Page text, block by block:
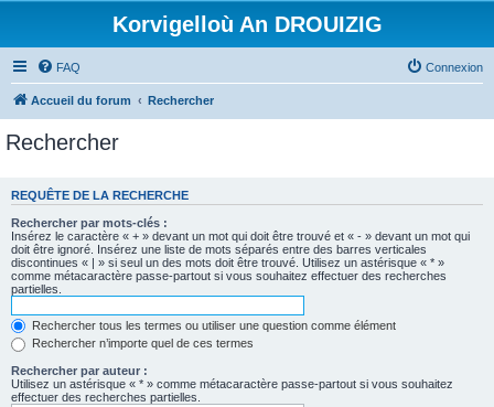
Korvigelloù An DROUIZIG
FAQ Connexion
Accueil du forum Rechercher
Rechercher
REQUÊTE DE LA RECHERCHE
Rechercher par mots-clés :
Insérez le caractère « + » devant un mot qui doit être trouvé et « - » devant un mot qui
doit être ignoré. Insérez une liste de mots séparés entre des barres verticales
discontinues « | » si seul un des mots doit être trouvé. Utilisez un astérisque « * »
comme métacaractère passe-partout si vous souhaitez effectuer des recherches
partielles.
Rechercher tous les termes ou utiliser une question comme élément
Rechercher n’importe quel de ces termes
Rechercher par auteur :
Utilisez un astérisque « * » comme métacaractère passe-partout si vous souhaitez
effectuer des recherches partielles.